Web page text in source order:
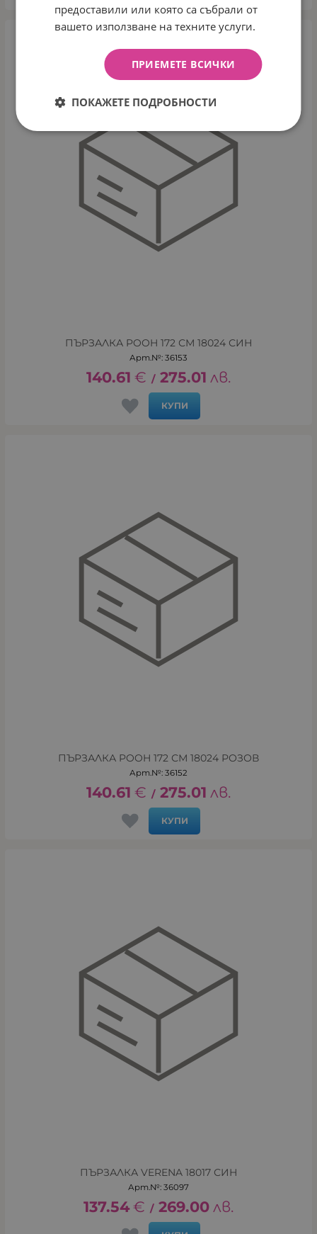
ПЪРЗАЛКА POOH 172 СМ 18024 СИН
Арт.№: 36153
140.61 € / 275.01 лв.
КУПИ
ПЪРЗАЛКА POOH 172 СМ 18024 РОЗОВ
Арт.№: 36152
140.61 € / 275.01 лв.
КУПИ
ПЪРЗАЛКА VERENA 18017 СИН
Арт.№: 36097
137.54 € / 269.00 лв.
предоставили или която са събрали от
вашето използване на техните услуги.
ПРИЕМЕТЕ ВСИЧКИ
ПОКАЖЕТЕ ПОДРОБНОСТИ